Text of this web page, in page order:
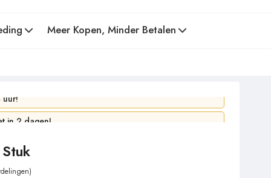
Meer Kopen, Minder Betalen
uur!
in 2 dagen!